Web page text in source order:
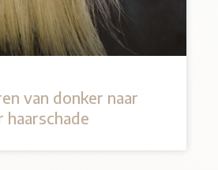
van donker naar
haarschade